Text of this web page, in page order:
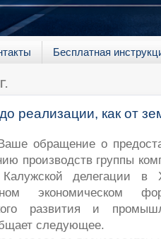
Бесплатная
реализации, как от
обращение о
производств группы
делегации в
экономическом
развития и
следующее.